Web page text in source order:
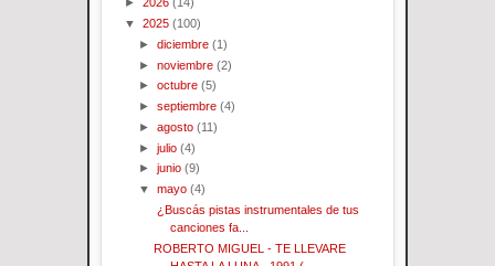
▼ 2025 (100)
►diciembre (1)
►noviembre (2)
►octubre (5)
►septiembre (4)
►agosto (11)
►julio (4)
►junio (9)
▼mayo (4)
¿Buscás pistas instrumentales de tus
canciones fa...
ROBERTO MIGUEL - TE LLEVARE